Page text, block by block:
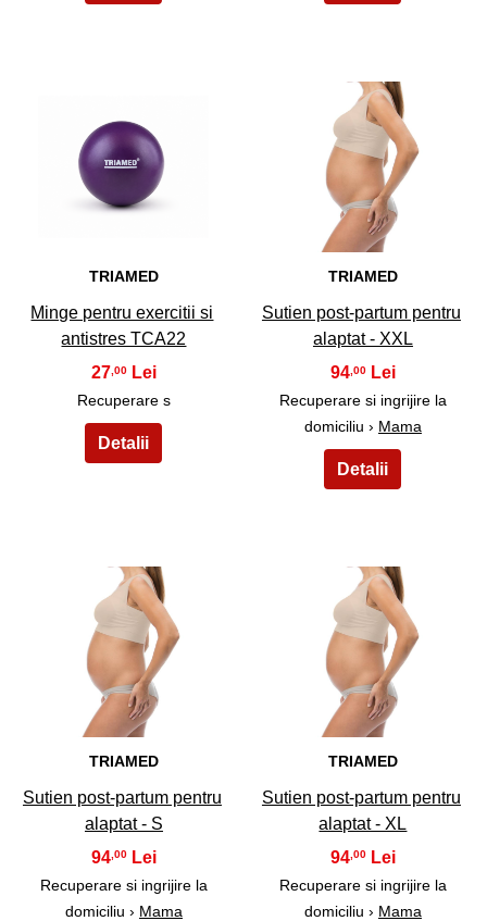
TRIAMED
Minge pentru exercitii si
antistres TCA22
27,00
Recuperare s
TRIAMED
Sutien post-partum pentru
alaptat - XXL
94 ,00
Recuperare si ingrijire la
domiciliu › Mama
TRIAMED
Sutien post-partum pentru
alaptat - S
94,00
Recuperare si ingrijire la
domiciliu › Mama
TRIAMED
Sutien post-partum pentru
alaptat - XL
94,00
Recuperare si ingrijire la
domiciliu › Mama